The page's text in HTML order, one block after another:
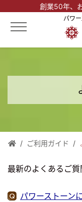
創業50年、
パワ
ご利用ガイド
最新のよくあるご質
パワーストーン